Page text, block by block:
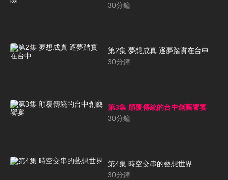
30分鐘
第2集 夢想成真 逐夢踏實在台中
30分鐘
第3集 顛覆傳統的台中創藝饗宴
30分鐘
第4集 時空交串的藝想世界
30分鐘